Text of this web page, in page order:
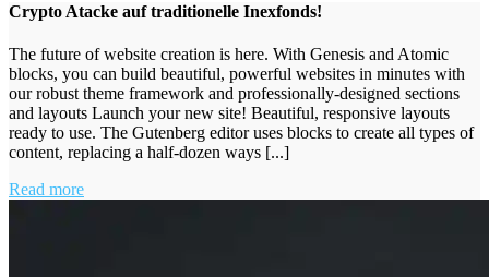
Crypto Atacke auf traditionelle Inexfonds!
The future of website creation is here. With Genesis and Atomic
blocks, you can build beautiful, powerful websites in minutes with
our robust theme framework and professionally-designed sections
and layouts Launch your new site! Beautiful, responsive layouts
ready to use. The Gutenberg editor uses blocks to create all types of
content, replacing a half-dozen ways [...]
Read more